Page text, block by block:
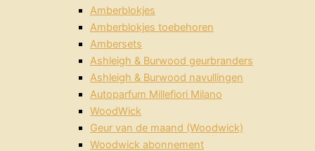
Amberblokjes
Amberblokjes toebehoren
Ambersets
Ashleigh & Burwood geurbranders
Ashleigh & Burwood navullingen
Autoparfum Millefiori Milano
WoodWick
Geur van de maand (Woodwick)
Woodwick abonnement